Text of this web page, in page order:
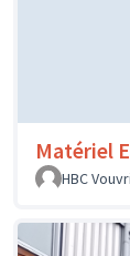
Matériel
HBC